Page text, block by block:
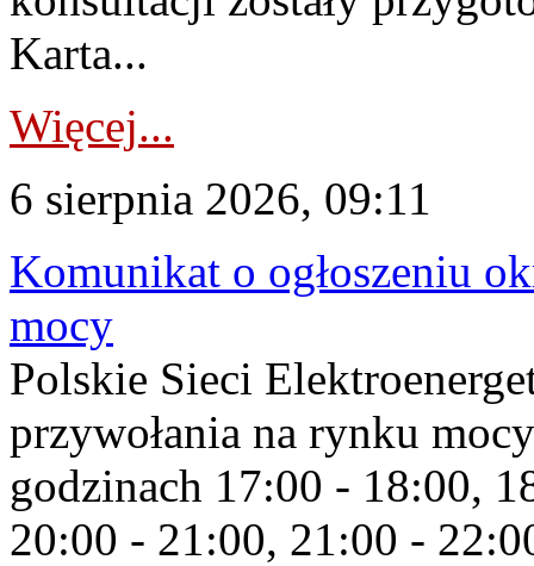
Karta...
Więcej...
6 sierpnia 2026, 09:11
Komunikat o ogłoszeniu
mocy
Polskie Sieci
przywołania na rynku
godzinach 17:00 - 18:00,
20:00 - 21:00, 21:00 -